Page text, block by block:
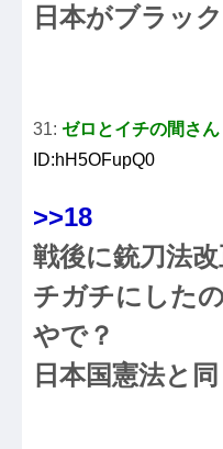
日本がブラッ
31: ゼロとイチの間さん
ID:hH5OFupQ0
>>18
戦後に銃刀法
チガチにした
やで？
日本国憲法と